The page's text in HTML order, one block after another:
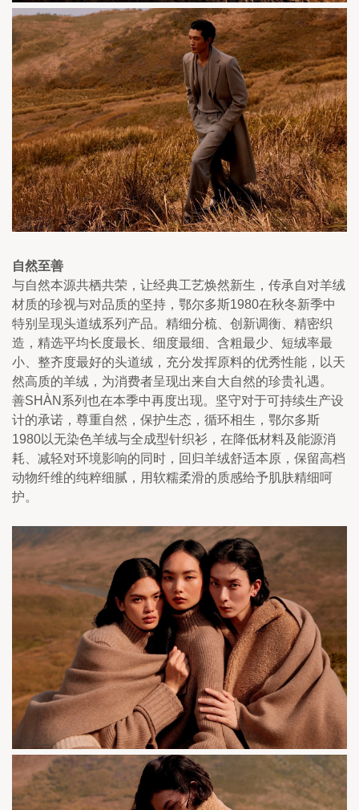
自然至善
与自然本源共栖共荣，让经典工艺焕然新生，传承自对羊绒
材质的珍视与对品质的坚持，鄂尔多斯1980在秋冬新季中
特别呈现头道绒系列产品。精细分梳、创新调衡、精密织
造，精选平均长度最长、细度最细、含粗最少、短绒率最
小、整齐度最好的头道绒，充分发挥原料的优秀性能，以天
然高质的羊绒，为消费者呈现出来自大自然的珍贵礼遇。
善SHÀN系列也在本季中再度出现。坚守对于可持续生产设
计的承诺，尊重自然，保护生态，循环相生，鄂尔多斯
1980以无染色羊绒与全成型针织衫，在降低材料及能源消
耗、减轻对环境影响的同时，回归羊绒舒适本原，保留高档
动物纤维的纯粹细腻，用软糯柔滑的质感给予肌肤精细呵
护。